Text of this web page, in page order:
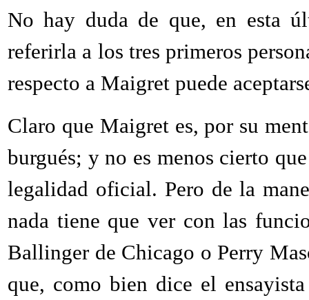
No hay duda de que, en esta
referirla a los tres primeros
respecto a Maigret puede
Claro que Maigret es, por su
burgués; y no es menos cierto
legalidad oficial. Pero de la
nada tiene que ver con las
Ballinger de Chicago o Perry
que, como bien dice el